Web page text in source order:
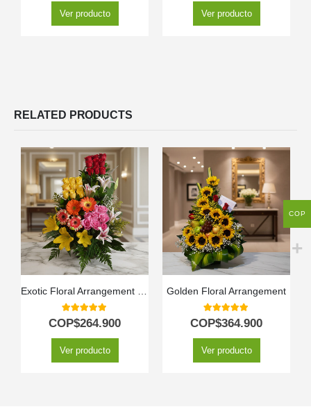
Ver producto Ver producto
RELATED PRODUCTS
Exotic Floral Arrangement Paradise
5.00out of 5
COP$264.900
Ver producto
Golden Floral Arrangement
5.00out of 5
COP$364.900
Ver producto
COP